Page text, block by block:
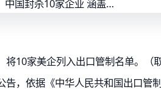
将10家美企列入出口管制名单。（
告，依据《中华人民共和国出口管